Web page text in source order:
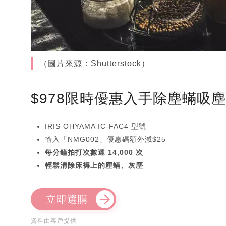
（圖片來源：Shutterstock）
$978限時優惠入手除塵蟎吸
IRIS OHYAMA IC-FAC4 型號
輸入「NMG002」優惠碼額外減$25
每分鐘拍打次數達 14,000 次
輕鬆清除床褥上的塵蟎、灰塵
立即選購
資料由客戶提供